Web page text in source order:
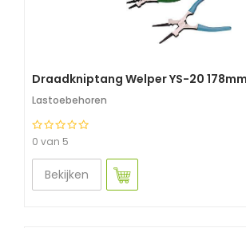
Draadkniptang Welper YS-20 178mm
Lastoebehoren
0 van 5
Bekijken